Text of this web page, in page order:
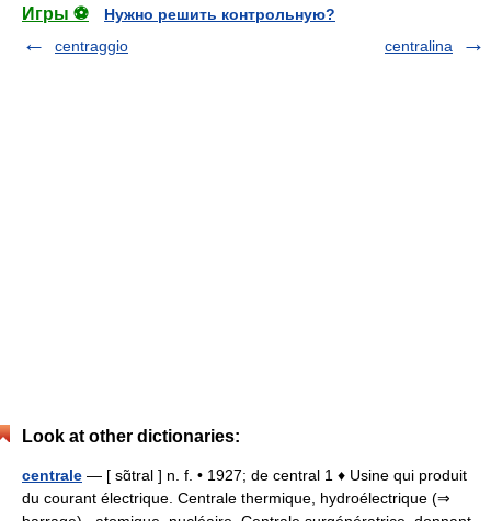
Игры ⚽
Нужно решить контрольную?
centraggio
centralina
Look at other dictionaries:
centrale — [ sɑ̃tral ] n. f. • 1927; de central 1 ♦ Usine qui produit
du courant électrique. Centrale thermique, hydroélectrique (⇒